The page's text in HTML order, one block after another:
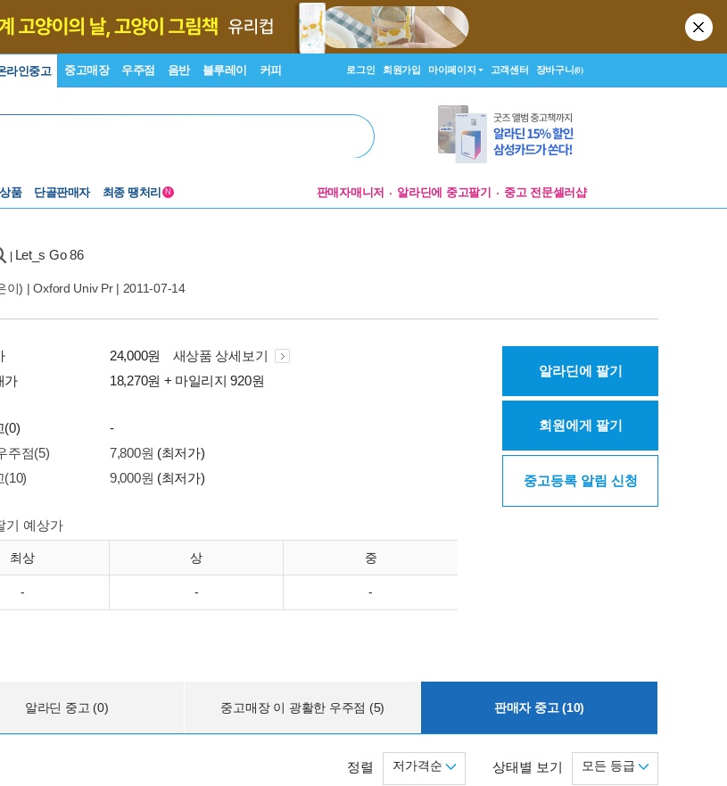
라인중고 중고매장 우주점 음반 블루레이 커피 로그인 회원가입 마이페이지 고객센터 장바구니(0)
품 단골판매자 최종 땡처리 N 판매자매니저 알라딘에 중고팔기 중고 전문셀러샵
Let_s Go 86
이) |Oxford Univ Pr| 2011-07-14
24,000원
새상품 상세보기
가
18,270원 + 마일리지 920원
(0)
-
주점(5)
7,800원 (최저가)
(10)
9,000원 (최저가)
기 예상가
최상 상 중
- - -
알라딘에 팔기
회원에게 팔기
중고등록 알림 신청
알라딘 중고 (0) 중고매장 이 광활한 우주점 (5) 판매자 중고 (10)
상태별 보기 모든 등급
정렬 저가격순